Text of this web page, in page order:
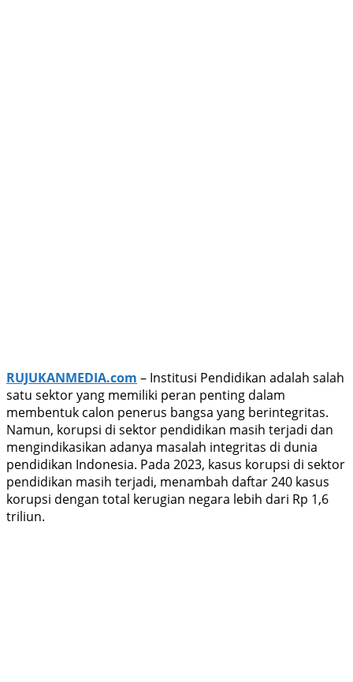
RUJUKANMEDIA.com – Institusi Pendidikan adalah salah
satu sektor yang memiliki peran penting dalam
membentuk calon penerus bangsa yang berintegritas.
Namun, korupsi di sektor pendidikan masih terjadi dan
mengindikasikan adanya masalah integritas di dunia
pendidikan Indonesia. Pada 2023, kasus korupsi di sektor
pendidikan masih terjadi, menambah daftar 240 kasus
korupsi dengan total kerugian negara lebih dari Rp 1,6
triliun.